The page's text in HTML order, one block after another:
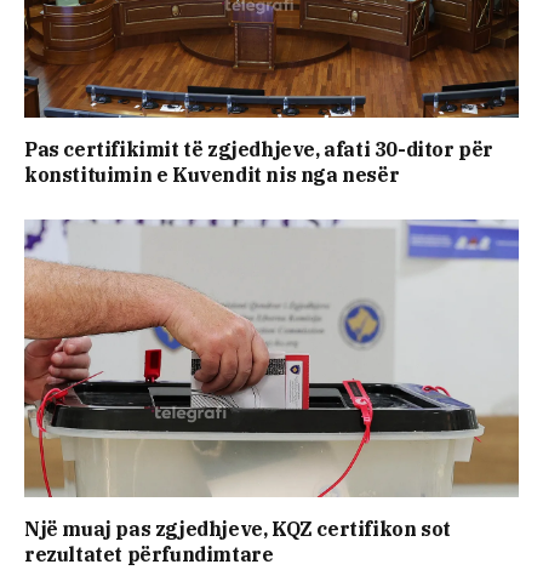
Pas certifikimit të zgjedhjeve, afati 30-ditor për
konstituimin e Kuvendit nis nga nesër
Një muaj pas zgjedhjeve, KQZ certifikon sot
rezultatet përfundimtare